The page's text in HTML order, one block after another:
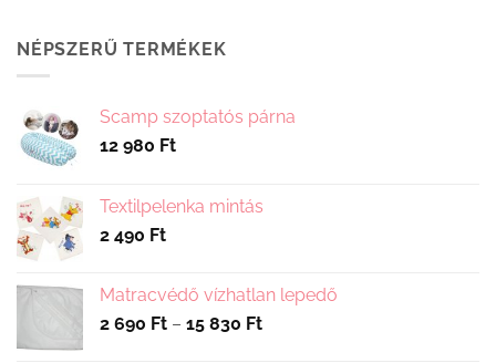
NÉPSZERŰ TERMÉKEK
Scamp szoptatós párna
12 980 Ft
Textilpelenka mintás
2 490 Ft
Matracvédő vízhatlan lepedő
2 690 Ft – 15 830 FtÁrtartomány: